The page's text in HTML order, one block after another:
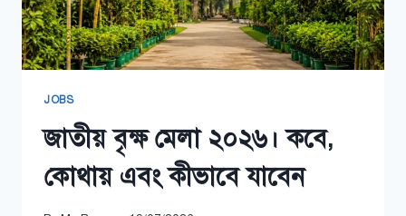
JOBS
জাতীয় বৃক্ষ মেলা ২০২৬। কবে,
কোথায় এবং কীভাবে যাবেন